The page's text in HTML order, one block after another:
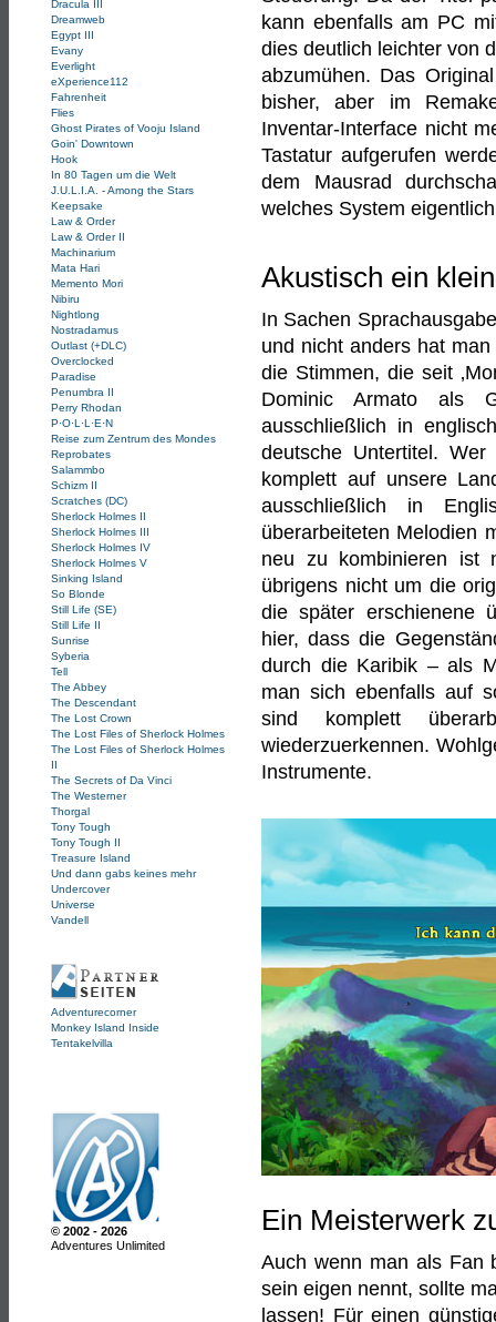
Dracula III
Dreamweb
Egypt III
Evany
Everlight
eXperience112
Fahrenheit
Flies
Ghost Pirates of Vooju Island
Goin' Downtown
Hook
In 80 Tagen um die Welt
J.U.L.I.A. - Among the Stars
Keepsake
Law & Order
Law & Order II
Machinarium
Mata Hari
Memento Mori
Nibiru
Nightlong
Nostradamus
Outlast (+DLC)
Overclocked
Paradise
Penumbra II
Perry Rhodan
P·O·L·L·E·N
Reise zum Zentrum des Mondes
Reprobates
Salammbo
Schizm II
Scratches (DC)
Sherlock Holmes II
Sherlock Holmes III
Sherlock Holmes IV
Sherlock Holmes V
Sinking Island
So Blonde
Still Life (SE)
Still Life II
Sunrise
Syberia
Tell
The Abbey
The Descendant
The Lost Crown
The Lost Files of Sherlock Holmes
The Lost Files of Sherlock Holmes
II
The Secrets of Da Vinci
The Westerner
Thorgal
Tony Tough
Tony Tough II
Treasure Island
Und dann gabs keines mehr
Undercover
Universe
Vandell
Adventurecorner
Monkey Island Inside
Tentakelvilla
© 2002 - 2026
Adventures Unlimited
kann ebenfalls am PC
dies deutlich leichter von
abzumühen. Das
bisher, aber im
Inventar-Interface nicht
Tastatur aufgerufen
dem Mausrad
welches System
Akustisch ein
In Sachen
und nicht anders hat
die Stimmen, die seit
Dominic Armato als
ausschließlich in
deutsche Untertitel.
komplett auf unsere
ausschließlich in
überarbeiteten Melodien
neu zu kombinieren ist
übrigens nicht um die
die später erschienene
hier, dass die
durch die Karibik – als
man sich ebenfalls auf
sind komplett
wiederzuerkennen.
Instrumente.
Ein Meisterwerk
Auch wenn man als Fan
sein eigen nennt, sollte
lassen! Für einen